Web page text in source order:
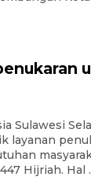
Sulawesi
layanan
Hijriah. Hal